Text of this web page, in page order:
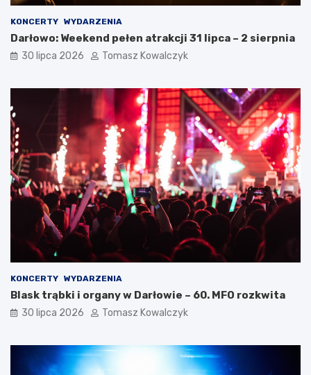
KONCERTY WYDARZENIA
Darłowo: Weekend pełen atrakcji 31 lipca – 2 sierpnia
30 lipca 2026 Tomasz Kowalczyk
KONCERTY WYDARZENIA
Blask trąbki i organy w Darłowie – 60. MFO rozkwita
30 lipca 2026 Tomasz Kowalczyk